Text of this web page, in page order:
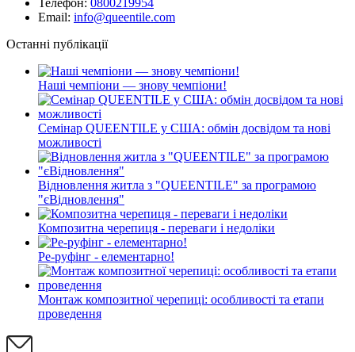
Email: info@queentile.com
Останні публікації
Наші чемпіони — знову чемпіони!
Семінар QUEENTILE у США: обмін досвідом та нові
можливості
Відновлення житла з "QUEENTILE" за програмою
"єВідновлення"
Композитна черепиця - переваги і недоліки
Ре-руфінг - елементарно!
Монтаж композитної черепиці: особливості та етапи
проведення